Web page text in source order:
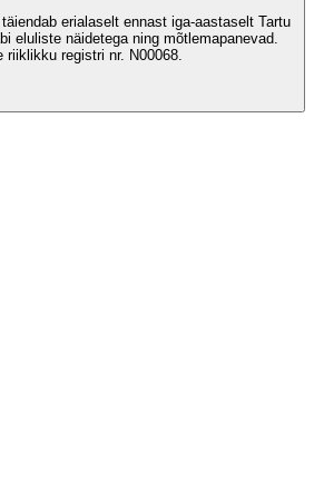
erialaselt ennast iga-aastaselt Tartu
eluliste näidetega ning mõtlemapanevad.
registri nr. N00068.